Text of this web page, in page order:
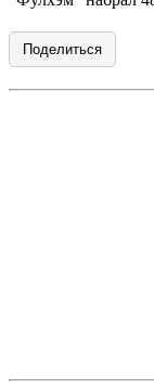
Поделиться